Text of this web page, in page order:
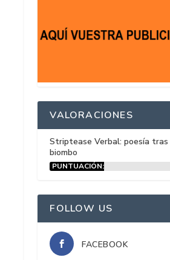
VALORACIONES
Striptease Verbal: poesía
biombo
PUNTUACIÓN:
FOLLOW US
FACEBOOK